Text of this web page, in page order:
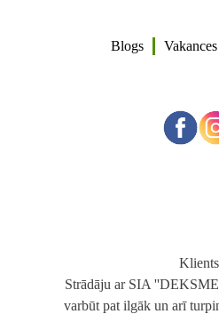
Blogs Vakances
Klients
Strādāju ar SIA
varbūt pat ilgāk un arī